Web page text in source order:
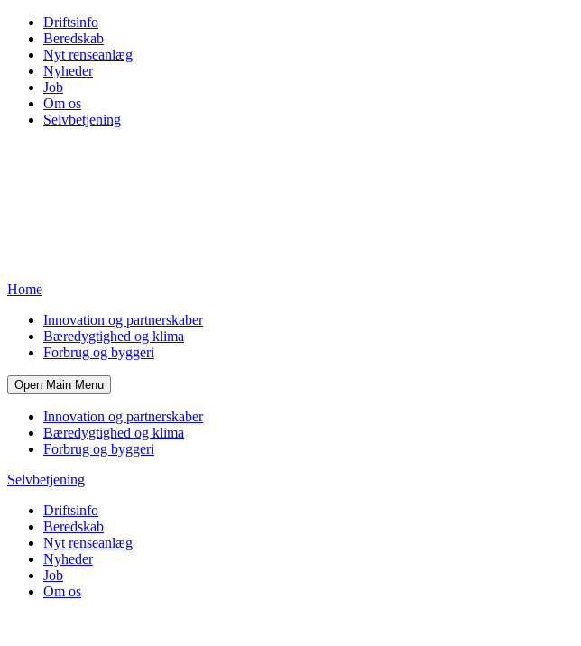
Driftsinfo
Beredskab
Nyt renseanlæg
Nyheder
Job
Om os
Selvbetjening
Home
Innovation og partnerskaber
Bæredygtighed og klima
Forbrug og byggeri
Open Main Menu
Innovation og partnerskaber
Bæredygtighed og klima
Forbrug og byggeri
Selvbetjening
Driftsinfo
Beredskab
Nyt renseanlæg
Nyheder
Job
Om os